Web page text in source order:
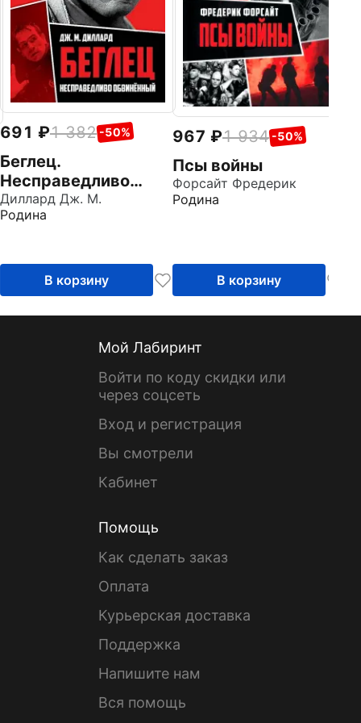
691 1 382 -50%
Беглец.
Несправедливо
обвиненный
Диллард Дж. М.
Родина
В корзину
967 1 934 -50%
Псы войны
Форсайт Фредерик
Родина
В корзину
Мой Лабиринт
Войти по коду скидки или
через соцсеть
Вход и регистрация
Вы смотрели
Кабинет
Помощь
Как сделать заказ
Оплата
Курьерская доставка
Поддержка
Напишите нам
Вся помощь